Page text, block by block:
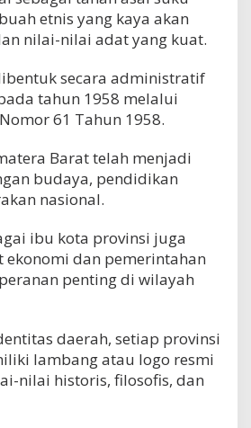
e
etnis yang kaya akan
nilai-nilai adat yang kuat.
secara administratif
tahun 1958 melalui
61 Tahun 1958.
Barat telah menjadi
budaya, pendidikan
nasional.
ibu kota provinsi juga
ekonomi dan pemerintahan
penting di wilayah
daerah, setiap provinsi
lambang atau logo resmi
nilai historis, filosofis, dan